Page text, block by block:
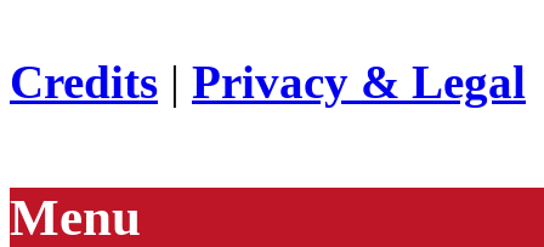
Credits | Privacy & Legal
Menu